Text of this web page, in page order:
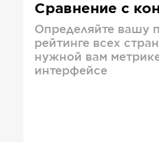
Сравнение с
Определяйте вашу
рейтинге всех
нужной вам
интерфейсе